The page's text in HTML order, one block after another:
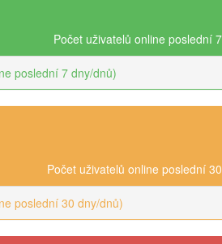
Počet uživatelů online poslední
poslední 7 dny/dnů)
Počet uživatelů online poslední
poslední 30 dny/dnů)